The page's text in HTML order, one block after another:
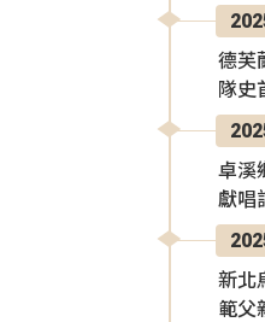
德芙
隊史
卓溪
獻唱
新北
範父